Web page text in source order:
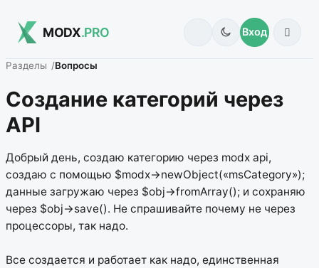
MODX.PRO Вход
Разделы Вопросы
Создание категорий через
API
Добрый день, создаю категорию через modx api,
создаю с помощью $modx->newObject(«msCategory»);
данные загружаю через $obj->fromArray(); и сохраняю
через $obj->save(). Не спрашивайте почему не через
процессоры, так надо.
Все создается и работает как надо, единственная